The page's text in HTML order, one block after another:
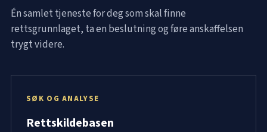
Én samlet tjeneste for deg som skal finne
rettsgrunnlaget, ta en beslutning og føre anskaffelsen
trygt videre.
SØK OG ANALYSE
Rettskildebasen